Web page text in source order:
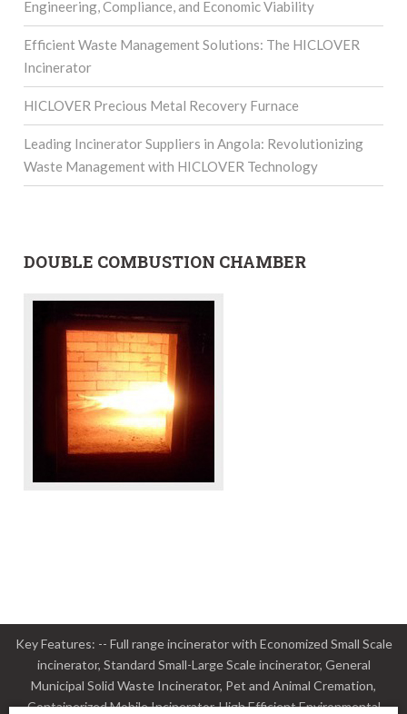
Engineering, Compliance, and Economic Viability
Efficient Waste Management Solutions: The HICLOVER
Incinerator
HICLOVER Precious Metal Recovery Furnace
Leading Incinerator Suppliers in Angola: Revolutionizing
Waste Management with HICLOVER Technology
DOUBLE COMBUSTION CHAMBER
Key Features: -- Full range incinerator with Economized Small Scale
incinerator, Standard Small-Large Scale incinerator, General
Municipal Solid Waste Incinerator, Pet and Animal Cremation,
Containerized Mobile Incinerator, High Efficient Environmental